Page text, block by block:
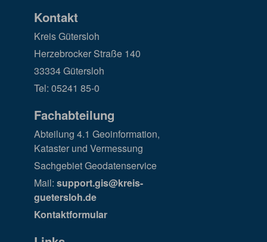
Kontakt
Kreis Gütersloh
Herzebrocker Straße 140
33334 Gütersloh
Tel: 05241 85-0
Fachabteilung
Abteilung 4.1 Geoinformation,
Kataster und Vermessung
Sachgebiet Geodatenservice
Mail: support.gis@kreis-
guetersloh.de
Kontaktformular